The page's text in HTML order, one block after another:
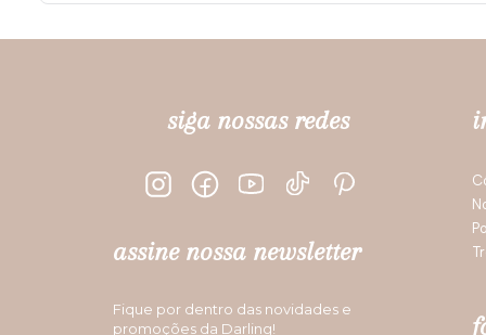
siga nossas redes
assine nossa newsletter
Fique por dentro das novidades e
promoções da Darling!